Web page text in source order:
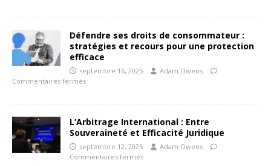
Défendre ses droits de consommateur :
stratégies et recours pour une protection
efficace
septembre 16, 2025
Adam Owens
Commentaires fermés
L’Arbitrage International : Entre
Souveraineté et Efficacité Juridique
septembre 12, 2025
Adam Owens
Commentaires fermés